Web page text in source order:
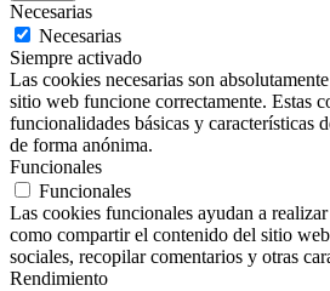
Necesarias
Necesarias
Siempre activado
Las cookies necesarias son
sitio web funcione correctamente. Estas
funcionalidades básicas y características
de forma anónima.
Funcionales
Funcionales
Las cookies funcionales ayudan a
como compartir el contenido del sitio
sociales, recopilar comentarios y otras
Rendimiento